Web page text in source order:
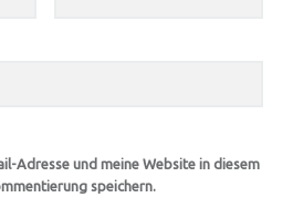
Adresse und meine Website in diesem
speichern.